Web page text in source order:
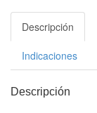
Descripción
Indicaciones
Descripción